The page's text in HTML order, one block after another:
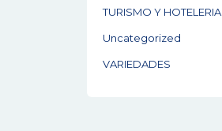
TURISMO Y HOTELERIA
Uncategorized
VARIEDADES